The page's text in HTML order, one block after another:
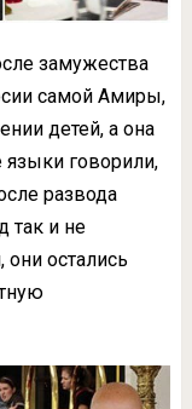
замужества
самой Амиры,
детей, а она
языки говорили,
развода
так и не
они остались